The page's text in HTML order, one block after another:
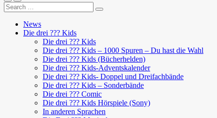
News
Die drei ??? Kids
Die drei ??? Kids
Die drei ??? Kids – 1000 Spuren – Du hast die Wahl
Die drei ??? Kids (Bücherhelden)
Die drei ??? Kids-Adventskalender
Die drei ??? Kids- Doppel und Dreifachbände
Die drei ??? Kids – Sonderbände
Die drei ??? Comic
Die drei ??? Kids Hörspiele (Sony)
In anderen Sprachen